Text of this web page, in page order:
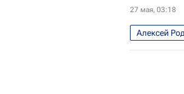
27 мая, 03:18
Алексей